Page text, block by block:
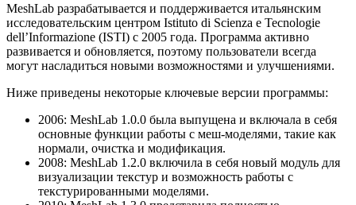
MeshLab разрабатывается и поддерживается итальянским
исследовательским центром Istituto di Scienza e Tecnologie
dell’Informazione (ISTI) с 2005 года. Программа активно
развивается и обновляется, поэтому пользователи всегда
могут насладиться новыми возможностями и улучшениями.
Ниже приведены некоторые ключевые версии программы:
2006: MeshLab 1.0.0 была выпущена и включала в себя
основные функции работы с меш-моделями, такие как
нормали, очистка и модификация.
2008: MeshLab 1.2.0 включила в себя новый модуль для
визуализации текстур и возможность работы с
текстурированными моделями.